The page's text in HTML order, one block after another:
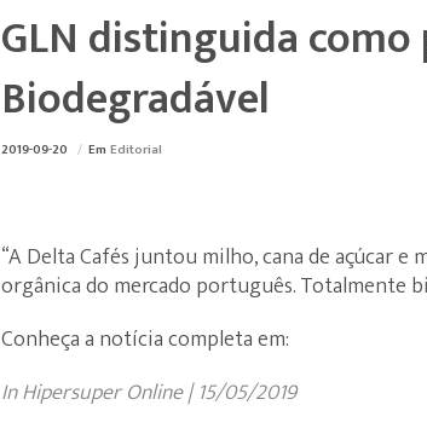
GLN distinguida como
Biodegradável
2019-09-20 Em Editorial
“A Delta Cafés juntou milho, cana de açúcar
orgânica do mercado português. Totalmente
Conheça a notícia completa em:
In Hipersuper Online | 15/05/2019